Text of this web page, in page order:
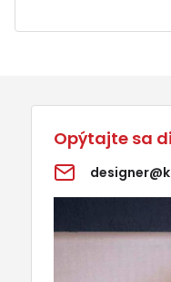
Opýtajte sa